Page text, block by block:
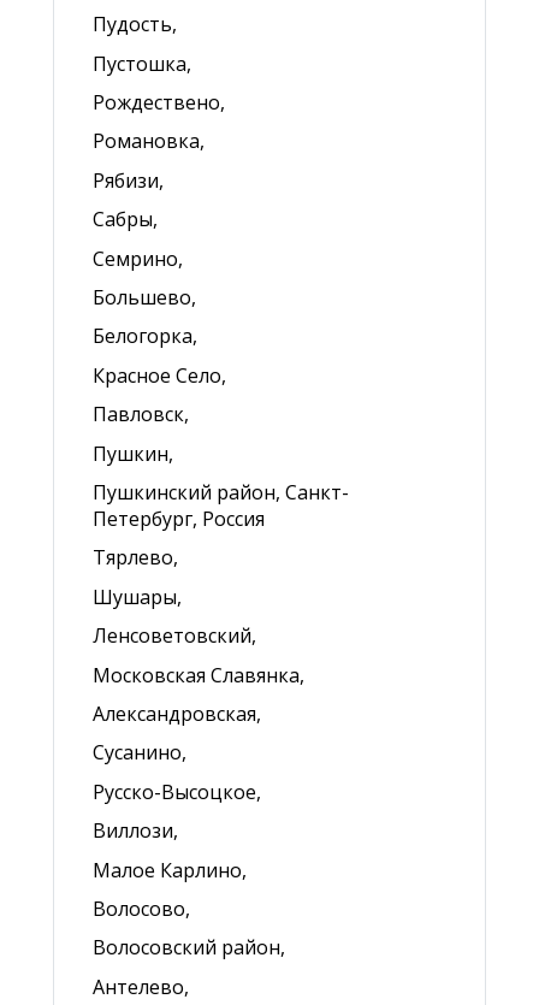
Пудость,
Пустошка,
Рождествено,
Романовка,
Рябизи,
Сабры,
Семрино,
Большево,
Белогорка,
Красное Село,
Павловск,
Пушкин,
Пушкинский район, Санкт-
Петербург, Россия
Тярлево,
Шушары,
Ленсоветовский,
Московская Славянка,
Александровская,
Сусанино,
Русско-Высоцкое,
Виллози,
Малое Карлино,
Волосово,
Волосовский район,
Антелево,